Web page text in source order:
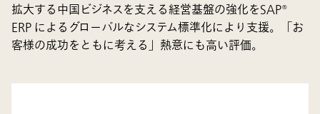
拡大する中国ビジネスを支える経営基盤の強化をSAP®
ERP によるグローバルなシステム標準化により支援。「お
客様の成功をともに考える」熱意にも高い評価。